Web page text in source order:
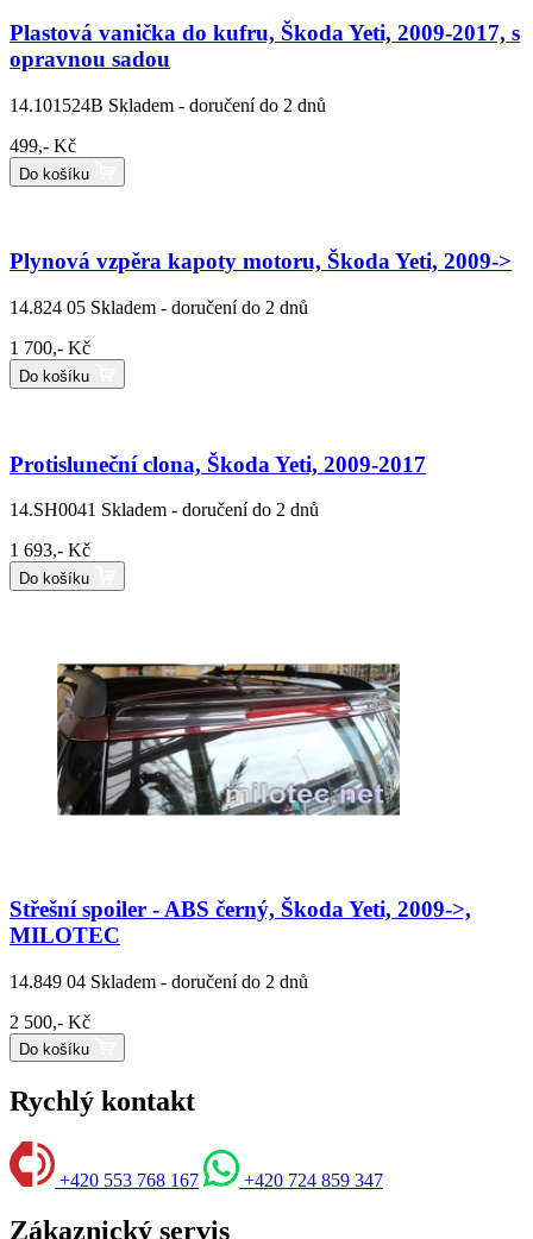
Plastová vanička do kufru, Škoda Yeti, 2009-2017, s
opravnou sadou
14.101524B Skladem - doručení do 2 dnů
499,- Kč
Do košíku
Plynová vzpěra kapoty motoru, Škoda Yeti, 2009->
14.824 05 Skladem - doručení do 2 dnů
1 700,- Kč
Do košíku
Protisluneční clona, Škoda Yeti, 2009-2017
14.SH0041 Skladem - doručení do 2 dnů
1 693,- Kč
Do košíku
Střešní spoiler - ABS černý, Škoda Yeti, 2009->,
MILOTEC
14.849 04 Skladem - doručení do 2 dnů
2 500,- Kč
Do košíku
Rychlý kontakt
+420 553 768 167 +420 724 859 347
Zákaznický servis